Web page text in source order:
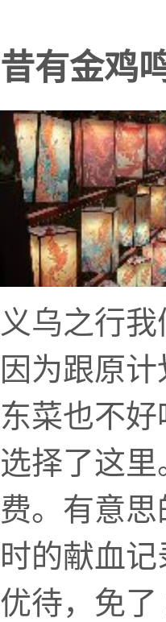
昔有金鸡
义乌之行
因为跟原
东菜也不
选择了这
费。有意
时的献血
优待，免